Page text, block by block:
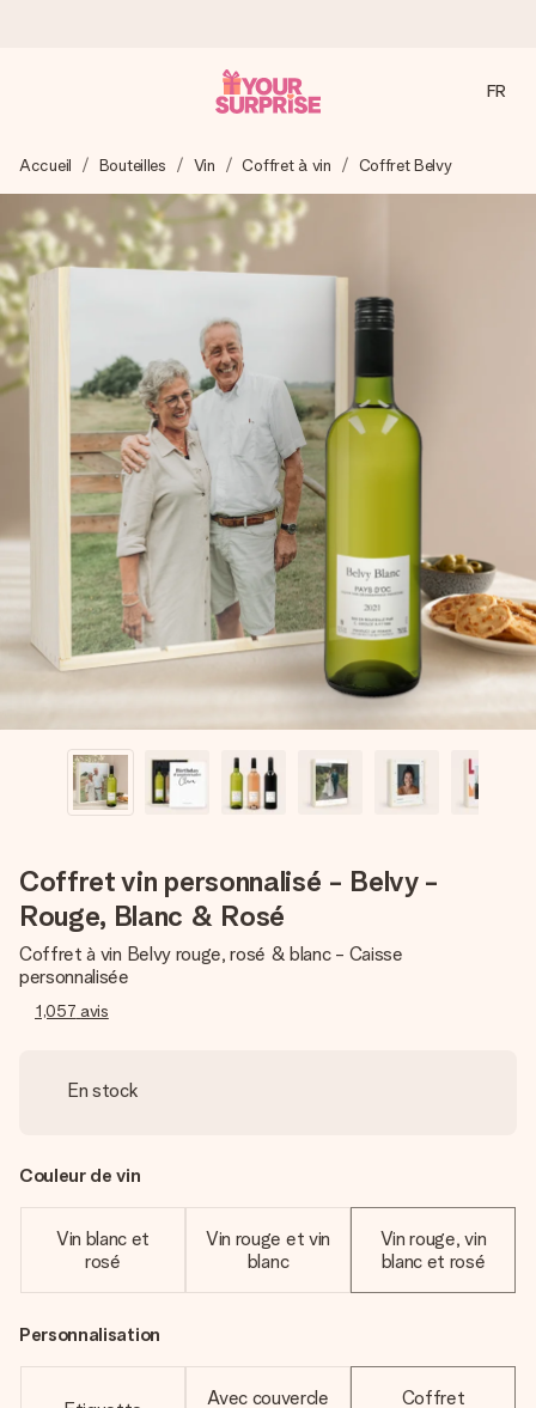
Nous préparons votre cadeau avec attention et l’envoyons
en un éclair – pour que vous puissiez l’offrir au bon moment,
quand cela compte le plus.
4,8 (sur la base de +15 000 avis)
Nos cadeaux sont appréciés. Les clients nous attribuent
une note de 4,8 sur Google Reviews (total de tous les
pays où nous sommes présents).
Carte de vœux gratuite
Créez quelque chose d’unique en quelques étapes – avec
son prénom, votre photo ou un message qui touche le cœur.
Sans complications, juste tout l’amour pour le moment idéal.
FR
Accueil Bouteilles Vin Coffret à vin Coffret Belvy
Coffret vin personnalisé - Belvy -
Rouge, Blanc & Rosé
Coffret à vin Belvy rouge, rosé & blanc - Caisse
personnalisée
1,057 avis
En stock
Couleur de vin
Vin blanc et
rosé
Vin rouge et vin
blanc
Vin rouge, vin
blanc et rosé
Personnalisation
Avec couvercle
Coffret